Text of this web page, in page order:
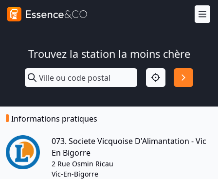
Trouvez la station la moins chère
Informations pratiques
073. Societe Vicquoise D'Alimantation - Vic
En Bigorre
2 Rue Osmin Ricau
Vic-En-Bigorre